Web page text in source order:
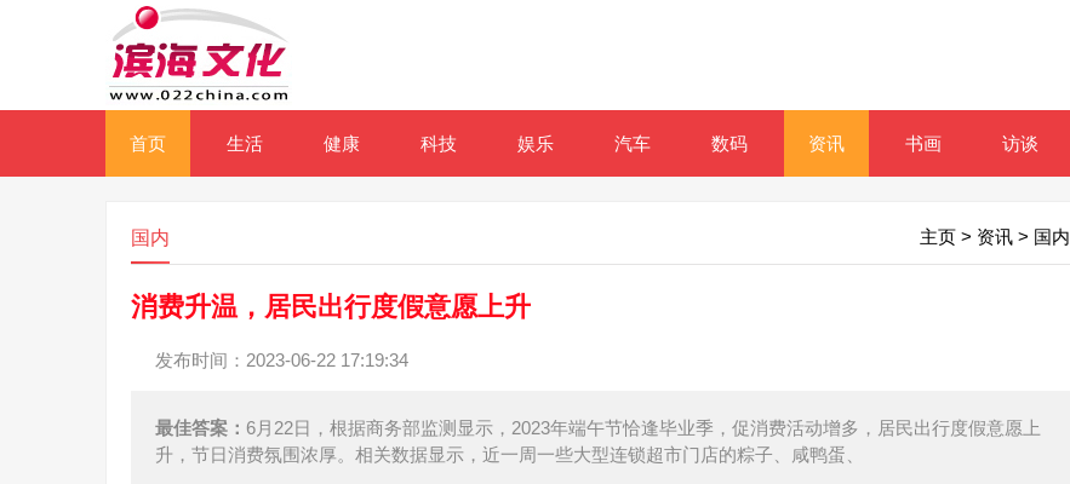
首页 生活 健康 科技 娱乐 汽车 数码 资讯 书画 访谈
主页 > 资讯 > 国内
国内
消费升温，居民出行度假意愿上升
发布时间：2023-06-22 17:19:34
最佳答案： 6月22日，根据商务部监测显示，2023年端午节恰逢毕业季，促消费活动增多，居民出行度假意愿上
升，节日消费氛围浓厚。相关数据显示，近一周一些大型连锁超市门店的粽子、咸鸭蛋、